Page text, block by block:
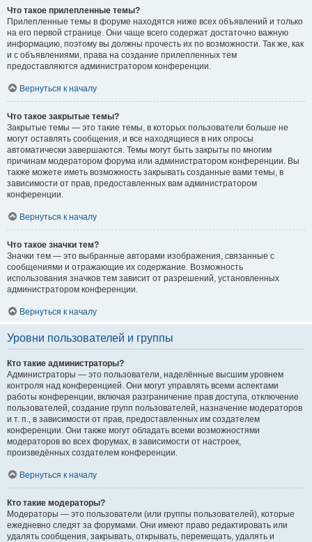
Что такое прилепленные темы?
Прилепленные темы в форуме находятся ниже всех объявлений и только
на его первой странице. Они чаще всего содержат достаточно важную
информацию, поэтому вы должны прочесть их по возможности. Так же, как
и с объявлениями, права на создание прилепленных тем
предоставляются администратором конференции.
Вернуться к началу
Что такое закрытые темы?
Закрытые темы — это такие темы, в которых пользователи больше не
могут оставлять сообщения, и все находящиеся в них опросы
автоматически завершаются. Темы могут быть закрыты по многим
причинам модератором форума или администратором конференции. Вы
также можете иметь возможность закрывать созданные вами темы, в
зависимости от прав, предоставленных вам администратором
конференции.
Вернуться к началу
Что такое значки тем?
Значки тем — это выбранные авторами изображения, связанные с
сообщениями и отражающие их содержание. Возможность
использования значков тем зависит от разрешений, установленных
администратором конференции.
Вернуться к началу
Уровни пользователей и группы
Кто такие администраторы?
Администраторы — это пользователи, наделённые высшим уровнем
контроля над конференцией. Они могут управлять всеми аспектами
работы конференции, включая разграничение прав доступа, отключение
пользователей, создание групп пользователей, назначение модераторов
и т. п., в зависимости от прав, предоставленных им создателем
конференции. Они также могут обладать всеми возможностями
модераторов во всех форумах, в зависимости от настроек,
произведённых создателем конференции.
Вернуться к началу
Кто такие модераторы?
Модераторы — это пользователи (или группы пользователей), которые
ежедневно следят за форумами. Они имеют право редактировать или
удалять сообщения, закрывать, открывать, перемещать, удалять и